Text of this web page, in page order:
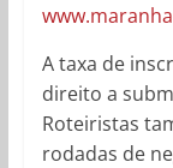
A taxa de
direito a
Roteiristas
rodadas de